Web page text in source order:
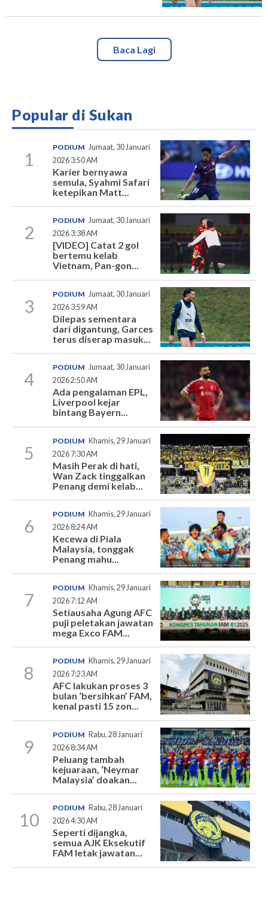
Baca Lagi
Popular di Sukan
1
PODIUM Jumaat, 30 Januari
2026 3:50 AM
Karier bernyawa
semula, Syahmi Safari
ketepikan Matt...
2
PODIUM Jumaat, 30 Januari
2026 3:38 AM
[VIDEO] Catat 2 gol
bertemu kelab
Vietnam, Pan-gon...
3
PODIUM Jumaat, 30 Januari
2026 3:59 AM
Dilepas sementara
dari digantung, Garces
terus diserap masuk...
4
PODIUM Jumaat, 30 Januari
2026 2:50 AM
Ada pengalaman EPL,
Liverpool kejar
bintang Bayern...
5
PODIUM Khamis, 29 Januari
2026 7:30 AM
Masih Perak di hati,
Wan Zack tinggalkan
Penang demi kelab...
6
PODIUM Khamis, 29 Januari
2026 8:24 AM
Kecewa di Piala
Malaysia, tonggak
Penang mahu...
7
PODIUM Khamis, 29 Januari
2026 7:12 AM
Setiausaha Agung AFC
puji peletakan jawatan
mega Exco FAM...
8
PODIUM Khamis, 29 Januari
2026 7:23 AM
AFC lakukan proses 3
bulan ‘bersihkan’ FAM,
kenal pasti 15 zon...
9
PODIUM Rabu, 28 Januari
2026 8:34 AM
Peluang tambah
kejuaraan, ‘Neymar
Malaysia’ doakan...
10
PODIUM Rabu, 28 Januari
2026 4:30 AM
Seperti dijangka,
semua AJK Eksekutif
FAM letak jawatan...